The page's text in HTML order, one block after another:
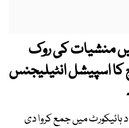
منشیات کی روک
کا اسپیشل انٹیلیجنس
ہائیکورٹ میں جمع کروا دی